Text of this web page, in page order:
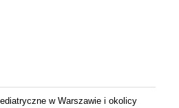
w Warszawie i okolicy